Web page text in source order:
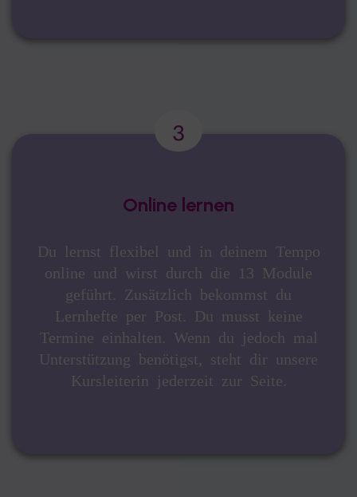
Online lernen
Du lernst flexibel und in deinem Tempo
online und wirst durch die 13 Module
geführt. Zusätzlich bekommst du
Lernhefte per Post. Du musst keine
Termine einhalten. Wenn du jedoch mal
Unterstützung benötigst, steht dir unsere
Kursleiterin jederzeit zur Seite.